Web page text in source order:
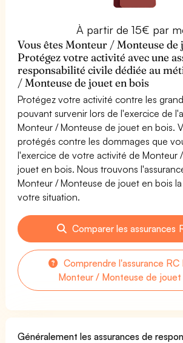
À partir de 15€ par
Vous êtes Monteur / Monteuse de
Protégez votre activité avec une
responsabilité civile dédiée au
/ Monteuse de jouet en bois
Protégez votre activité contre les
pouvant survenir lors de l'exercice de
Monteur / Monteuse de jouet en bois.
protégés contre les dommages que
l'exercice de votre activité de Monteur
jouet en bois. Nous trouvons
Monteur / Monteuse de jouet en bois
votre situation.
Comparer les assurances
Comprendre l'assurance RC
Monteur / Monteuse de jouet
Généralement les assurances de